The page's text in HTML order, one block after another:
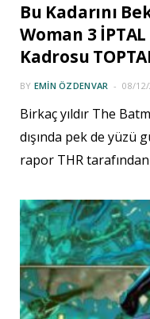
Bu Kadarını
Woman 3
Kadrosu
BY EMIN ÖZDENVAR 08/
Birkaç yıldır The
dışında pek de yüzü
rapor THR tarafından